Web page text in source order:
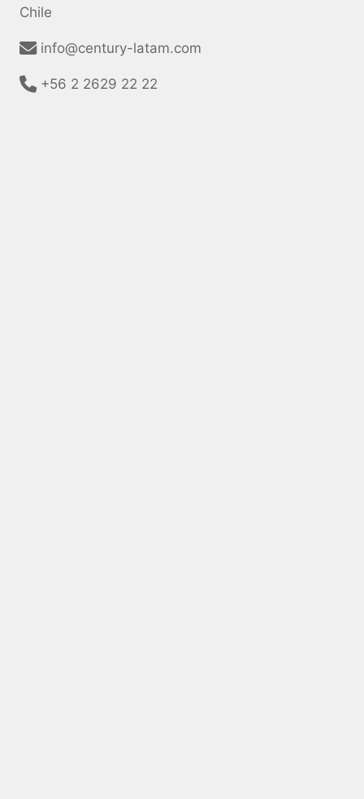
Chile
info@century-latam.com
+56 2 2629 22 22